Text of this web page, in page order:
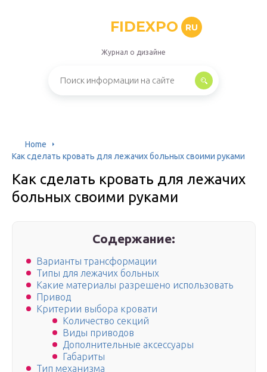
FIDEXPO RU
Журнал о дизайне
Home
Как сделать кровать для лежачих больных своими руками
Как сделать кровать для лежачих
больных своими руками
Содержание:
Варианты трансформации
Типы для лежачих больных
Какие материалы разрешено использовать
Привод
Критерии выбора кровати
Количество секций
Виды приводов
Дополнительные аксессуары
Габариты
Тип механизма